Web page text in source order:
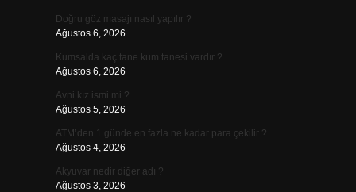
Doğru göz masajı nasıl yapılır ?
Ağustos 6, 2026
Kumsalda kaç tane kum tanesi vardır ?
Ağustos 6, 2026
Avni kız ismi mi ?
Ağustos 5, 2026
ATM’den 1 günde en fazla ne kadar para çekilir ?
Ağustos 4, 2026
Akyuvar nedir diğer adı ?
Ağustos 3, 2026